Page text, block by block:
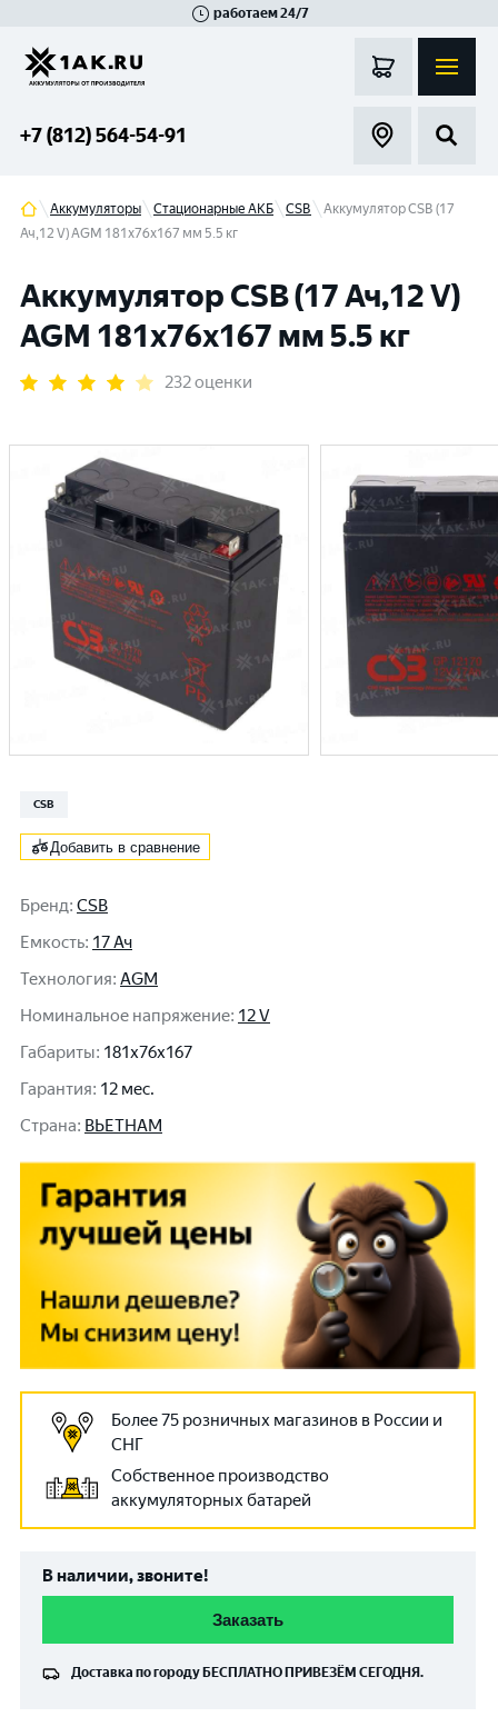
работаем 24/7
+7 (812) 564-54-91
Аккумуляторы Стационарные АКБ CSB
Аккумулятор CSB (17
Ач,12 V) AGM 181x76x167 мм 5.5 кг
Аккумулятор CSB (17 Ач,12 V)
AGM 181x76x167 мм 5.5 кг
232 оценки
CSB
Добавить в сравнение
Бренд: CSB
Емкость: 17 Ач
Технология: AGM
Номинальное напряжение: 12 V
Габариты: 181x76x167
Гарантия: 12 мес.
Cтрана: ВЬЕТНАМ
Более 75 розничных магазинов в России и
СНГ
Собственное производство
аккумуляторных батарей
В наличии, звоните!
Заказать
Доставка по городу БЕСПЛАТНО ПРИВЕЗЁМ СЕГОДНЯ.
Гатчина